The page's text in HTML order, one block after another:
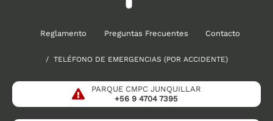
Reglamento Preguntas Frecuentes Contacto
/ TELÉFONO DE EMERGENCIAS (POR ACCIDENTE)
PARQUE CMPC JUNQUILLAR
+56 9 4704 7395